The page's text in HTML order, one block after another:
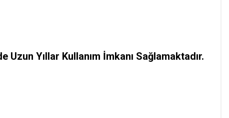
Yıllar Kullanım İmkanı Sağlamaktadır.